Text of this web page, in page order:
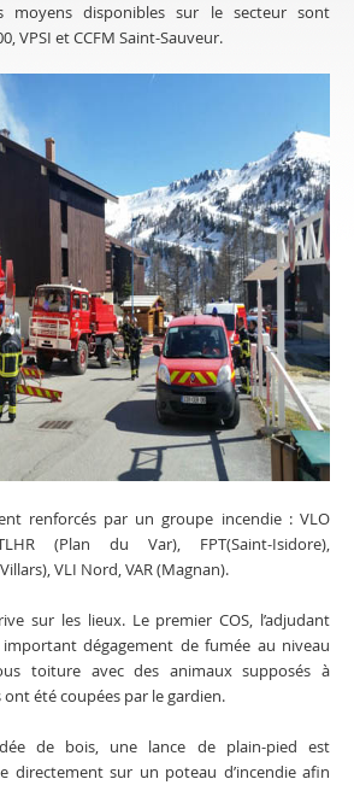
moyens disponibles sur le secteur sont
VPSI et CCFM Saint-Sauveur.
renforcés par un groupe incendie : VLO
(Plan du Var), FPT(Saint-Isidore),
VLI Nord, VAR (Magnan).
sur les lieux. Le premier COS, l’adjudant
important dégagement de fumée au niveau
toiture avec des animaux supposés à
ont été coupées par le gardien.
de bois, une lance de plain-pied est
directement sur un poteau d’incendie afin